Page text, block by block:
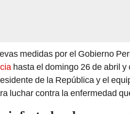
medidas por el Gobierno
hasta el domingo 26 de abril
de la República y el
luchar contra la enfermedad